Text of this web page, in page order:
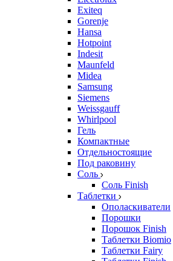
Exiteq
Gorenje
Hansa
Hotpoint
Indesit
Maunfeld
Midea
Samsung
Siemens
Weissgauff
Whirlpool
Гель
Компактные
Отдельностоящие
Под раковину
Соль
Соль Finish
Таблетки
Ополаскиватели
Порошки
Порошок Finish
Таблетки Biomio
Таблетки Fairy